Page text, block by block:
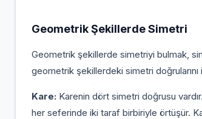
Geometrik Şekillerde Simetri
Geometrik şekillerde simetriyi bulmak,
geometrik şekillerdeki simetri
Kare:Karenin dört simetri doğrusu
her seferinde iki taraf birbiriyle örtüşür.